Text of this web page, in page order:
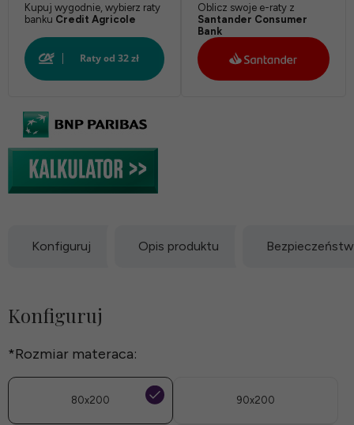
Kupuj wygodnie, wybierz raty
banku Credit Agricole
Oblicz swoje e-raty z
Santander Consumer
Bank
Konfiguruj Opis produktu
Konfiguruj
*Rozmiar materaca:
80x200 90x200